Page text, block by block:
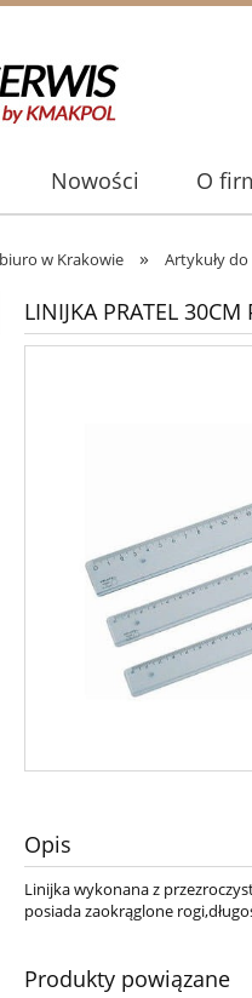
Nowości O
w Krakowie » Artykuły
LINIJKA PRATEL
Opis
Linijka wykonana z
posiada zaokrąglone
Produkty powiązane